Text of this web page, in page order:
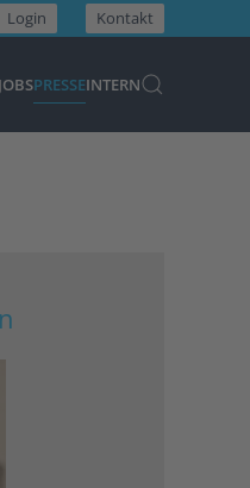
Login Kontakt
JOBSPRESSEINTERN